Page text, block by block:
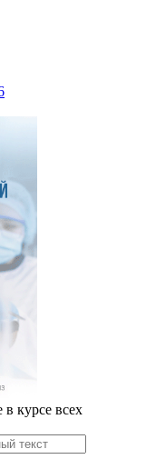
курсе всех